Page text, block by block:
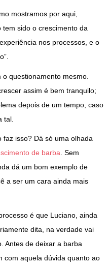
mostramos por aqui,
sido o crescimento da
nos processos, e o
questionamento mesmo.
assim é bem tranquilo;
depois de um tempo, caso
tal.
isso? Dá só uma olhada
de barba . Sem
dá um bom exemplo de
a ser um cara ainda mais
é que Luciano, ainda
dita, na verdade vai
Antes de deixar a barba
com aquela dúvida quanto ao